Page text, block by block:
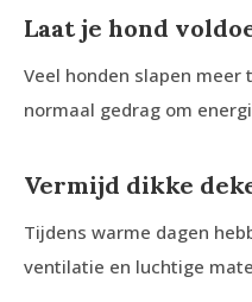
Laat je hond
Veel honden slapen meer
normaal gedrag om
Vermijd dikke
Tijdens warme dagen
ventilatie en luchtige